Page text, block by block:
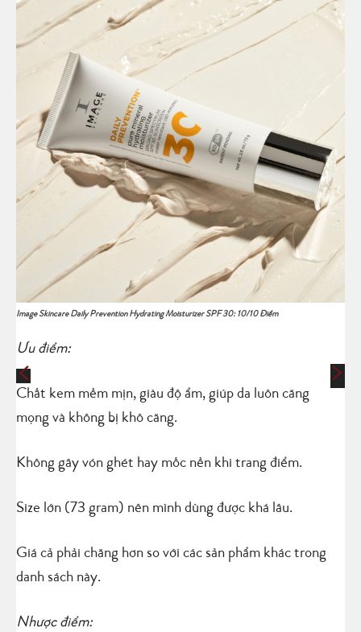
Image Skincare Daily Prevention Hydrating Moisturizer SPF 30: 10/10 Điểm
Ưu điểm:
Chất kem mềm mịn, giàu độ ẩm, giúp da luôn căng
mọng và không bị khô căng.
Không gây vón ghét hay mốc nền khi trang điểm.
Size lớn (73 gram) nên mình dùng được khá lâu.
Giá cả phải chăng hơn so với các sản phẩm khác trong
danh sách này.
Nhược điểm: